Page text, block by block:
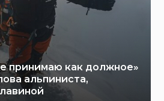
принимаю как должное»
альпиниста,